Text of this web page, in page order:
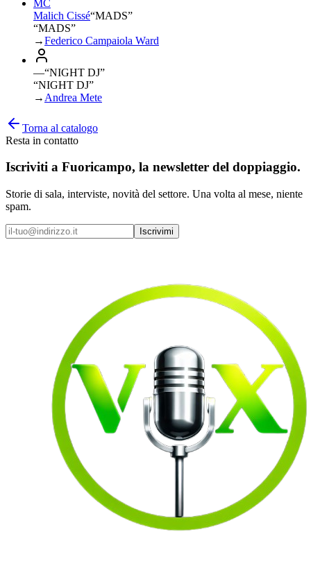
MC
Malich Cissé“MADS”
“MADS”
→Federico Campaiola Ward
—“NIGHT DJ”
“NIGHT DJ”
→ Andrea Mete
Torna al catalogo
Resta in contatto
Iscriviti a Fuoricampo, la newsletter del doppiaggio.
Storie di sala, interviste, novità del settore. Una volta al mese, niente
spam.
Iscrivimi